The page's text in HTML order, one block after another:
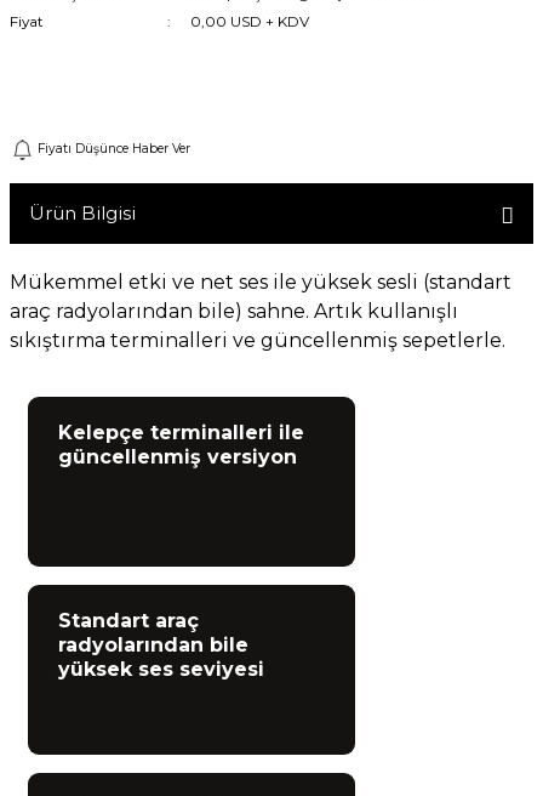
Fiyat
0,00 USD + KDV
Fiyatı Düşünce Haber Ver
Ürün Bilgisi
Mükemmel etki ve net ses ile yüksek sesli (standart
araç radyolarından bile) sahne. Artık kullanışlı
sıkıştırma terminalleri ve güncellenmiş sepetlerle.
Kelepçe terminalleri ile
güncellenmiş versiyon
Standart araç
radyolarından bile
yüksek ses seviyesi